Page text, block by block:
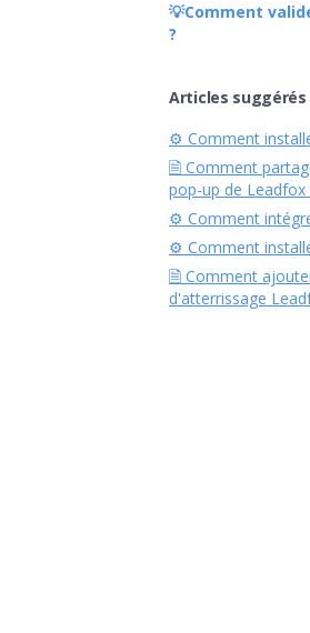
💡Comment
?
Articles suggérés
⚙︎ Comment
🗎 Comment
pop-up de Leadfox
⚙︎ Comment
⚙︎ Comment
🗎 Comment
d'atterrissage